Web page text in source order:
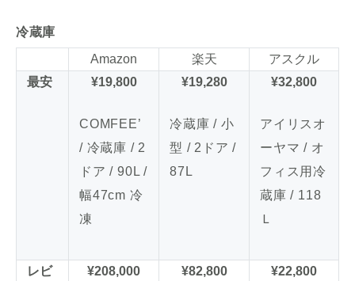
冷蔵庫
Amazon
楽天
アスクル
最安
¥19,800
COMFEE’
/ 冷蔵庫 / 2
ドア / 90L /
幅47cm 冷
凍
¥19,280
冷蔵庫 / 小
型 / 2ドア /
87L
¥32,800
アイリスオ
ーヤマ / オ
フィス用冷
蔵庫 / 118
Ｌ
レビ
¥208,000 ¥82,800 ¥22,800